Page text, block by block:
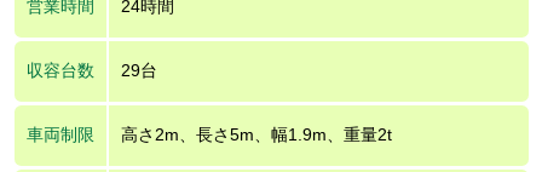
営業時間 24時間
収容台数 29台
車両制限 高さ2m、長さ5m、幅1.9m、重量2t